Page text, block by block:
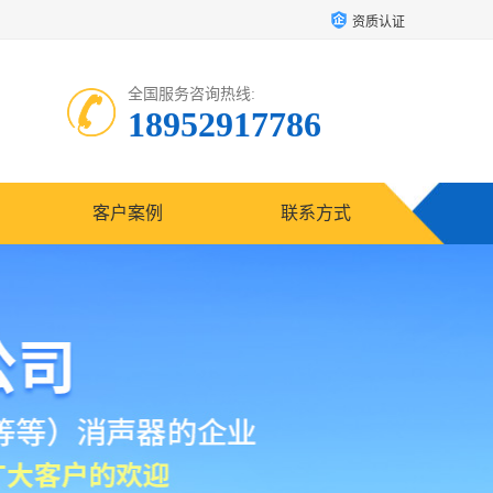
资质认证
全国服务咨询热线:
18952917786
客户案例 联系方式